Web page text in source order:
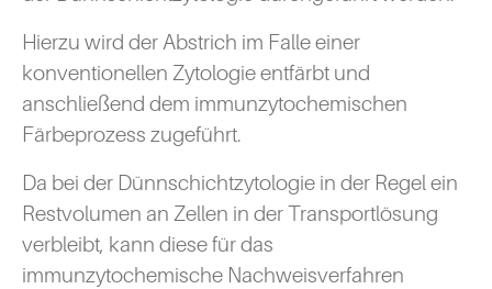
Hierzu wird der Abstrich im Falle einer
konventionellen Zytologie entfärbt und
anschließend dem immunzytochemischen
Färbeprozess zugeführt.
Da bei der Dünnschichtzytologie in der Regel ein
Restvolumen an Zellen in der Transportlösung
verbleibt, kann diese für das
immunzytochemische Nachweisverfahren